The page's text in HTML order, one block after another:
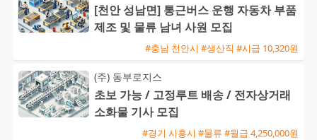
[천안 성남면] 통근버스 운행 자동차 부품
제조 및 물류 남녀 사원 모집
#충남 천안시 #생산직 #시급 10,320원
(주) 동부로지스
초보 가능 / 고정루트 배송 / 전자상거래
소화물 기사 모집
#경기 시흥시 #물류 #월급 4,250,000원